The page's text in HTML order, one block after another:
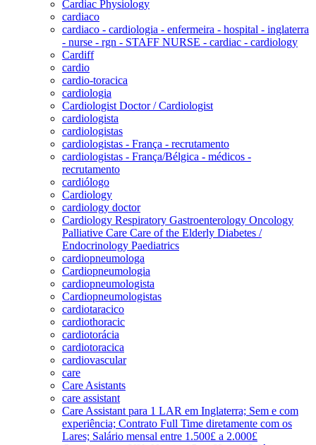
Cardiac Physiology
cardiaco
cardiaco - cardiologia - enfermeira - hospital - inglaterra
- nurse - rgn - STAFF NURSE - cardiac - cardiology
Cardiff
cardio
cardio-toracica
cardiologia
Cardiologist Doctor / Cardiologist
cardiologista
cardiologistas
cardiologistas - França - recrutamento
cardiologistas - França/Bélgica - médicos -
recrutamento
cardiólogo
Cardiology
cardiology doctor
Cardiology Respiratory Gastroenterology Oncology
Palliative Care Care of the Elderly Diabetes /
Endocrinology Paediatrics
cardiopneumologa
Cardiopneumologia
cardiopneumologista
Cardiopneumologistas
cardiotaracico
cardiothoracic
cardiotorácia
cardiotoracica
cardiovascular
care
Care Asistants
care assistant
Care Assistant para 1 LAR em Inglaterra; Sem e com
experiência; Contrato Full Time diretamente com os
Lares; Salário mensal entre 1.500£ a 2.000£